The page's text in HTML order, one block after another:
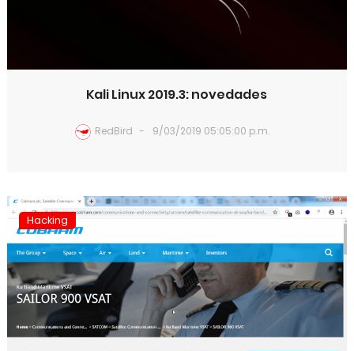
Kali Linux 2019.3: novedades
RedBird 9/03/2019 05:05:00 p.m.
Hacking